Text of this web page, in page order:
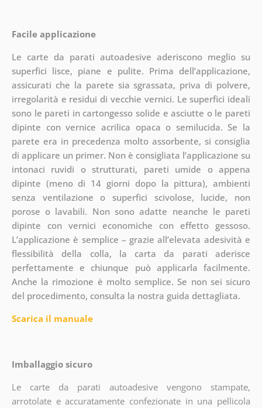
Facile applicazione
Le carte da parati autoadesive aderiscono meglio su
superfici lisce, piane e pulite. Prima dell’applicazione,
assicurati che la parete sia sgrassata, priva di polvere,
irregolarità e residui di vecchie vernici. Le superfici ideali
sono le pareti in cartongesso solide e asciutte o le pareti
dipinte con vernice acrilica opaca o semilucida. Se la
parete era in precedenza molto assorbente, si consiglia
di applicare un primer. Non è consigliata l’applicazione su
intonaci ruvidi o strutturati, pareti umide o appena
dipinte (meno di 14 giorni dopo la pittura), ambienti
senza ventilazione o superfici scivolose, lucide, non
porose o lavabili. Non sono adatte neanche le pareti
dipinte con vernici economiche con effetto gessoso.
L’applicazione è semplice – grazie all’elevata adesività e
flessibilità della colla, la carta da parati aderisce
perfettamente e chiunque può applicarla facilmente.
Anche la rimozione è molto semplice. Se non sei sicuro
del procedimento, consulta la nostra guida dettagliata.
Scarica il manuale
Imballaggio sicuro
Le carte da parati autoadesive vengono stampate,
arrotolate e accuratamente confezionate in una pellicola